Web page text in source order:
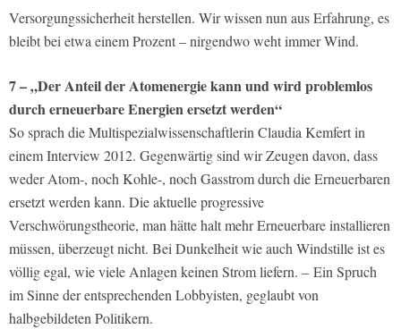
Versorgungssicherheit herstellen. Wir wissen nun aus Erfahrung, es
bleibt bei etwa einem Prozent – nirgendwo weht immer Wind.
7 – „Der Anteil der Atomenergie kann und wird problemlos
durch erneuerbare Energien ersetzt werden“
So sprach die Multispezialwissenschaftlerin Claudia Kemfert in
einem Interview 2012. Gegenwärtig sind wir Zeugen davon, dass
weder Atom-, noch Kohle-, noch Gasstrom durch die Erneuerbaren
ersetzt werden kann. Die aktuelle progressive
Verschwörungstheorie, man hätte halt mehr Erneuerbare installieren
müssen, überzeugt nicht. Bei Dunkelheit wie auch Windstille ist es
völlig egal, wie viele Anlagen keinen Strom liefern. – Ein Spruch
im Sinne der entsprechenden Lobbyisten, geglaubt von
halbgebildeten Politikern.